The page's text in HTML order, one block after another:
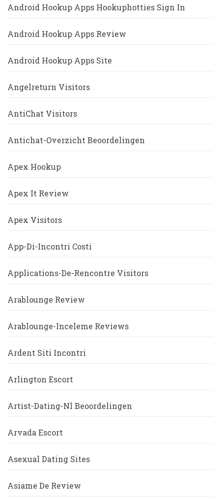
Android Hookup Apps Hookuphotties Sign In
Android Hookup Apps Review
Android Hookup Apps Site
Angelreturn Visitors
AntiChat Visitors
Antichat-Overzicht Beoordelingen
Apex Hookup
Apex It Review
Apex Visitors
App-Di-Incontri Costi
Applications-De-Rencontre Visitors
Arablounge Review
Arablounge-Inceleme Reviews
Ardent Siti Incontri
Arlington Escort
Artist-Dating-Nl Beoordelingen
Arvada Escort
Asexual Dating Sites
Asiame De Review